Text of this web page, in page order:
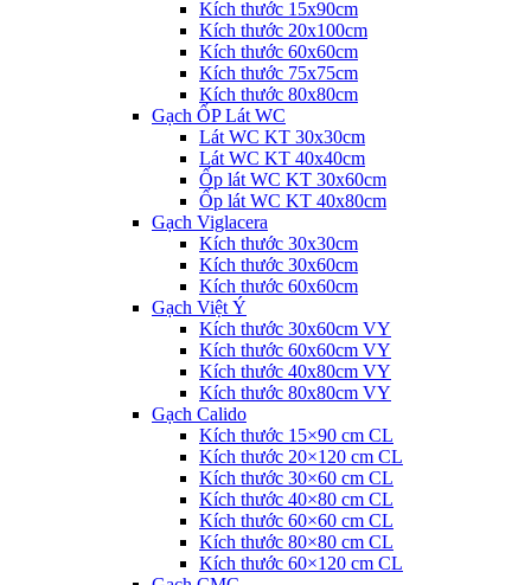
Kích thước 15x90cm
Kích thước 20x100cm
Kích thước 60x60cm
Kích thước 75x75cm
Kích thước 80x80cm
Gạch ỐP Lát WC
Lát WC KT 30x30cm
Lát WC KT 40x40cm
Ốp lát WC KT 30x60cm
Ốp lát WC KT 40x80cm
Gạch Viglacera
Kích thước 30x30cm
Kích thước 30x60cm
Kích thước 60x60cm
Gạch Việt Ý
Kích thước 30x60cm VY
Kích thước 60x60cm VY
Kích thước 40x80cm VY
Kích thước 80x80cm VY
Gạch Calido
Kích thước 15×90 cm CL
Kích thước 20×120 cm CL
Kích thước 30×60 cm CL
Kích thước 40×80 cm CL
Kích thước 60×60 cm CL
Kích thước 80×80 cm CL
Kích thước 60×120 cm CL